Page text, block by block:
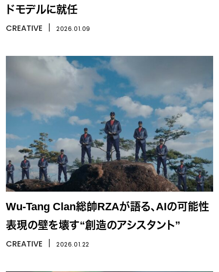
ドモデルに就任
CREATIVE 2026.01.09
Wu-Tang Clan総帥RZAが語る、AIの可能性
表現の壁を壊す“創造のアシスタント”
CREATIVE 2026.01.22